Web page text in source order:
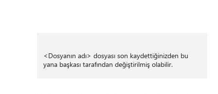
<Dosyanın adı> dosyası son kaydettiğinizden bu
yana başkası tarafından değiştirilmiş olabilir.